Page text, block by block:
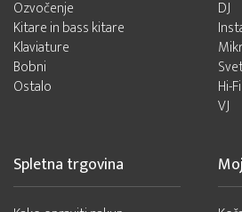
Ozvočenje
Kitare in bass kitare
Klaviature
Bobni
Ostalo
DJ
Hi-Fi
VJ
Spletna trgovina